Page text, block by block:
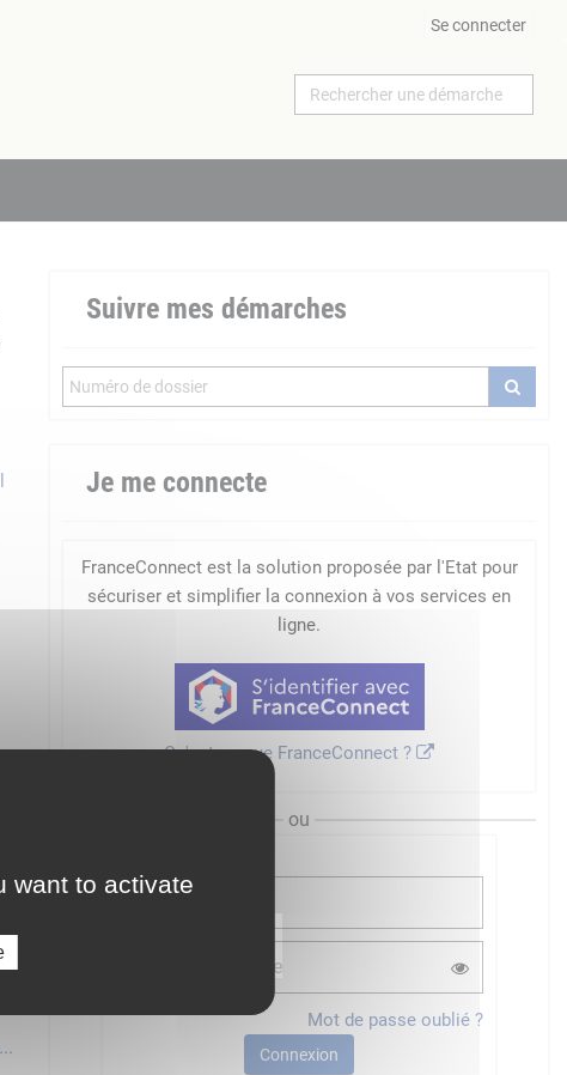
want to activate
Se connecter
Suivre mes démarches
Je me connecte
FranceConnect est la solution proposée par l'Etat pour
sécuriser et simplifier la connexion à vos services en
ligne.
Qu'est-ce que FranceConnect ?
ou
Mot de passe oublié ?
Connexion